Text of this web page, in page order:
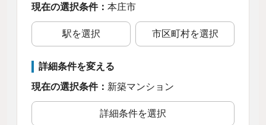
現在の選択条件： 本庄市
駅を選択 市区町村を選択
詳細条件を変える
現在の選択条件： 新築マンション
詳細条件を選択